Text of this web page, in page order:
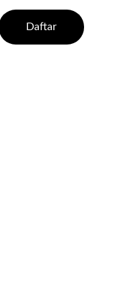
Daftar